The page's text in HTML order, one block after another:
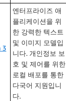
3
엔터프라이즈 애
플리케이션을 위
한 강력한 텍스트
및 이미지 모델입
니다. 개인정보 보
호 및 제어를 위한
로컬 배포를 통한
다국어 지원입니
다.